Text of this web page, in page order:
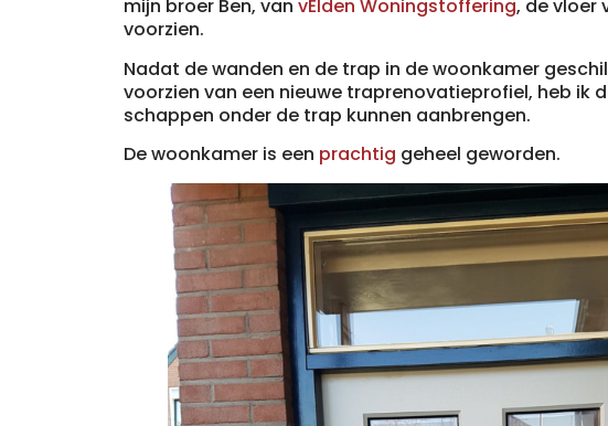
mijn broer Ben, van vElden Woningstoffering, de vloer
voorzien.
Nadat de wanden en de trap in de woonkamer
voorzien van een nieuwe traprenovatieprofiel, heb ik
schappen onder de trap kunnen aanbrengen.
De woonkamer is een prachtig geheel geworden.